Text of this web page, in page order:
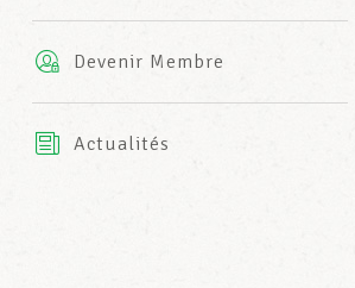
Devenir Membre
Actualités